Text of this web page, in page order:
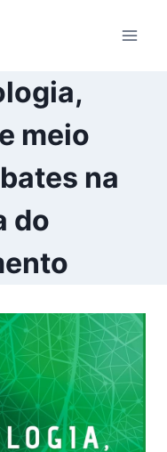
meio
na
do